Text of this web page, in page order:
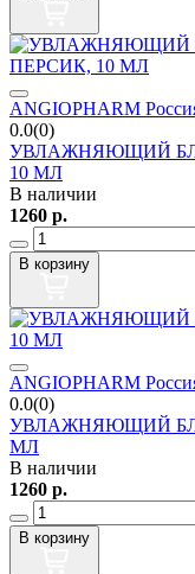
ANGIOPHARM
0.0(0)
УВЛАЖНЯЮЩИЙ
10 МЛ
В наличии
1260 р.
В корзину
ANGIOPHARM
0.0(0)
УВЛАЖНЯЮЩИЙ
МЛ
В наличии
1260 р.
В корзину